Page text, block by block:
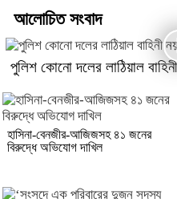
আলোচিত সংবাদ
পুলিশ কোনো দলের লাঠিয়াল বাহিনী
হাসিনা-বেনজীর-আজিজসহ ৪১ জনের
বিরুদ্ধে অভিযোগ দাখিল